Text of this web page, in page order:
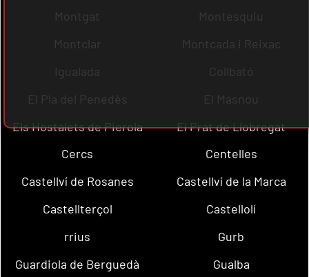
Montgat
Montesquiu
Montclar
Montcada i Reixac
Igualada
Collbató
El Pla del Penedès
El Masnou
Els Hostalets de Pierola
El Prat de Llobregat
Cercs
Centelles
Castellví de Rosanes
Castellví de la Marca
Castellterçol
Castellolí
rrius
Gurb
Guardiola de Berguedà
Gualba